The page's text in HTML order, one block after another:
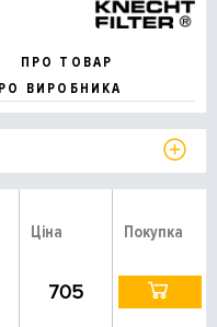
ПРО ТОВАР
ВИРОБНИКА
Ціна Покупка
705